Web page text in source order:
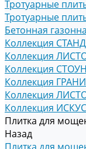
Тротуарные
Тротуарные
Бетонная
Коллекция
Коллекция
Коллекция
Коллекция
Коллекция
Коллекция
Плитка для
Назад